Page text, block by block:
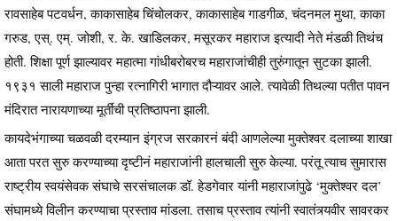
रावसाहेब पटवर्धन, काकासाहेब चिंचोलकर, काकासाहेब गाडगीळ, चंदनमल मुथा, काका
गरुड, एस्. एम्. जोशी, र. के. खाडिलकर, मसूरकर महाराज इत्यादी नेते मंडळी तिथंच
होती. शिक्षा पूर्ण झाल्यावर महात्मा गांधीबरोबरच महाराजांचीही तुरुंगातून सुटका झाली.
१९३१ साली महाराज पुन्हा रत्नागिरी भागात दौऱ्यावर आले. त्यावेळी तिथल्या पतीत पावन
मंदिरात नारायणाच्या मूर्तींची प्रतिष्ठापना झाली.
कायदेभंगाच्या चळवळी दरम्यान इंग्रज सरकारनं बंदी आणलेल्या मुक्तेश्वर दलाच्या शाखा
आता परत सुरु करण्याच्या दृष्टीनं महाराजांनी हालचाली सुरु केल्या. परंतू त्याच सुमारास
राष्ट्रीय स्वयंसेवक संघाचे सरसंचालक डॉ. हेडगेवार यांनी महाराजांपुढे ‘मुक्तेश्वर दल’
संघामध्ये विलीन करण्याचा प्रस्ताव मांडला. तसाच प्रस्ताव त्यांनी स्वातंत्र्यवीर सावरकर